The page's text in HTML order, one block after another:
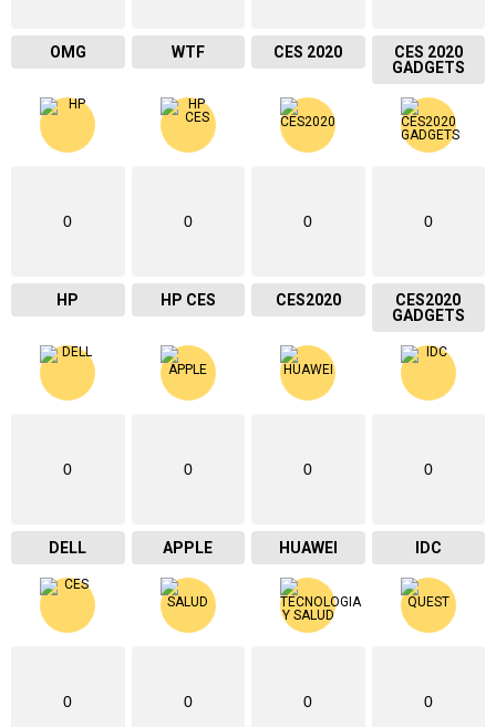
OMG WTF CES 2020
CES 2020
GADGETS
0
HP
0
HP CES
0
CES2020
0
CES2020
GADGETS
0
DELL
0
APPLE
0
HUAWEI
0
IDC
0 0 0 0